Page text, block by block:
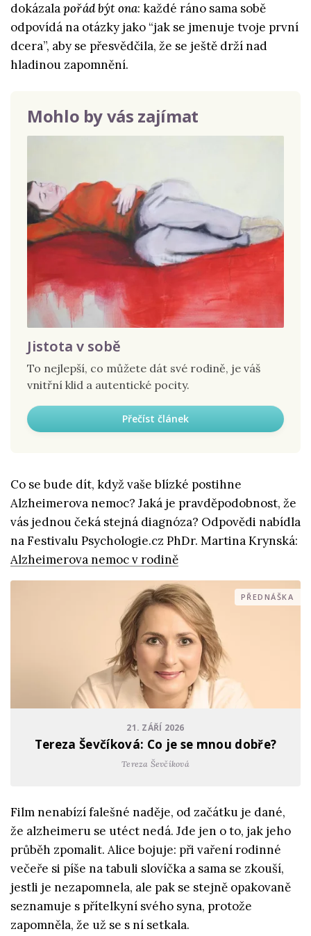
dokázalapořád být ona: každé ráno sama sobě
odpovídá na otázky jako “jak se jmenuje tvoje první
dcera”, aby se přesvědčila, že se ještě drží nad
hladinou zapomnění.
Mohlo by vás zajímat
Jistota v sobě
To nejlepší, co můžete dát své rodině, je váš
vnitřní klid a autentické pocity.
Přečíst článek
Co se bude dít, když vaše blízké postihne
Alzheimerova nemoc? Jaká je pravděpodobnost, že
vás jednou čeká stejná diagnóza? Odpovědi nabídla
na Festivalu Psychologie.cz PhDr. Martina Krynská:
Alzheimerova nemoc v rodině
PŘEDNÁŠKA
21. ZÁŘÍ 2026
Tereza Ševčíková: Co je se mnou dobře?
Tereza Ševčíková
Film nenabízí falešné naděje, od začátku je dané,
že alzheimeru se utéct nedá. Jde jen o to, jak jeho
průběh zpomalit. Alice bojuje: při vaření rodinné
večeře si píše na tabuli slovíčka a sama se zkouší,
jestli je nezapomnela, ale pak se stejně opakovaně
seznamuje s přítelkyní svého syna, protože
zapomněla, že už se s ní setkala.